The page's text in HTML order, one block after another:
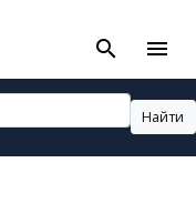
search menu
Найти